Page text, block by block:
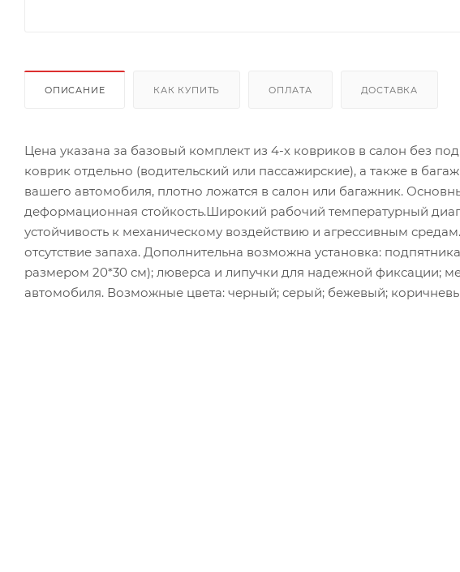
ОПИСАНИЕ КАК КУПИТЬ ОПЛАТА ДОСТАВКА
Цена указана за базовый комплект из 4-х ковриков в салон без
коврик отдельно (водительский или пассажирские), а также в
вашего автомобиля, плотно ложатся в салон или багажник.
деформационная стойкость.Широкий рабочий температурный
устойчивость к механическому воздействию и агрессивным
отсутствие запаха. Дополнительна возможна установка:
размером 20*30 см); люверса и липучки для надежной фиксации;
автомобиля. Возможные цвета: черный; серый; бежевый;